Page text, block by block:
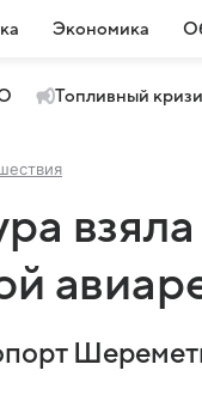
Экономика
Топливный